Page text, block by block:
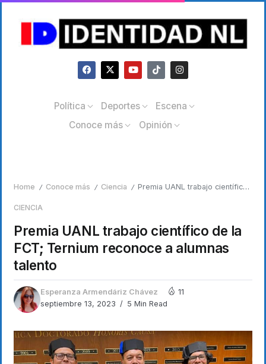
Política Deportes
Escena
Conoce más
Opinión
Home / Conoce más / Ciencia / Premia UANL trabajo científico de la FCT; Ternium reconoce a alumnas talento
CIENCIA
Premia UANL trabajo científico de la
FCT; Ternium reconoce a alumnas
talento
Esperanza Armendáriz Chávez
septiembre 13, 2023
5 Min Read
11